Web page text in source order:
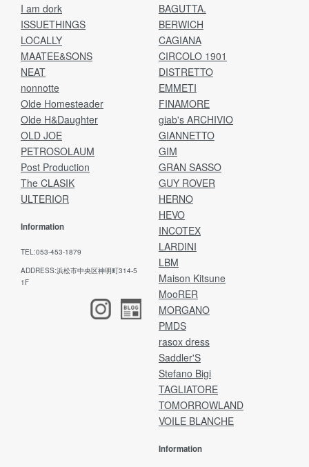
I am dork
ISSUETHINGS
LOCALLY
MAATEE&SONS
NEAT
nonnotte
Olde Homesteader
Olde H&Daughter
OLD JOE
PETROSOLAUM
Post Production
The CLASIK
ULTERIOR
Information
TEL:053-453-1879
ADDRESS:浜松市中央区神明町314-5
1F
BAGUTTA.
BERWICH
CAGIANA
CIRCOLO 1901
DISTRETTO
EMMETI
FINAMORE
giab's ARCHIVIO
GIANNETTO
GIM
GRAN SASSO
GUY ROVER
HERNO
HEVO
INCOTEX
LARDINI
LBM
Maison Kitsune
MooRER
MORGANO
PMDS
rasox dress
Saddler'S
Stefano Bigi
TAGLIATORE
TOMORROWLAND
VOILE BLANCHE
Information